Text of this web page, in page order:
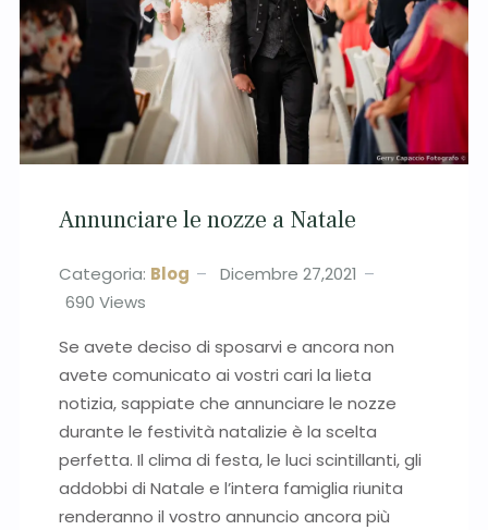
Annunciare le nozze a Natale
Categoria: Blog
Dicembre 27,2021
690 Views
Se avete deciso di sposarvi e ancora non
avete comunicato ai vostri cari la lieta
notizia, sappiate che annunciare le nozze
durante le festività natalizie è la scelta
perfetta. Il clima di festa, le luci scintillanti, gli
addobbi di Natale e l’intera famiglia riunita
renderanno il vostro annuncio ancora più